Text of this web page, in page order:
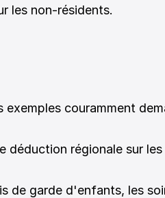
les non-résidents.
couramment
déduction régionale sur les
de garde d'enfants, les